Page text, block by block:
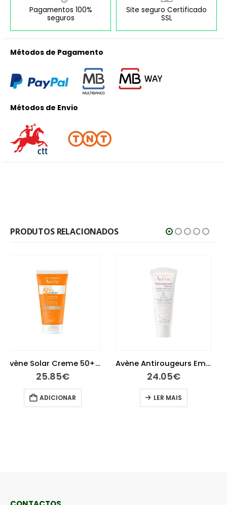
Pagamentos 100%
seguros
Site seguro Certificado
SSL
Métodos de Pagamento
Métodos de Envio
PRODUTOS RELACIONADOS
24.05€
LER MAIS
ADICIONAR